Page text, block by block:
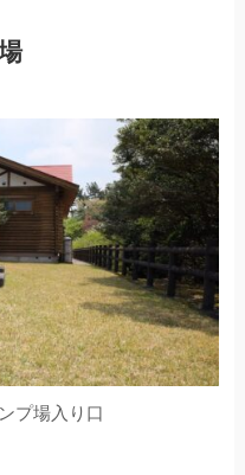
プ場入り口